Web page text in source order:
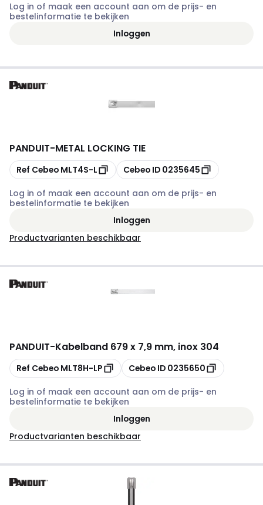
Log in of maak een account aan om de prijs- en
bestelinformatie te bekijken
Inloggen
PANDUIT-METAL LOCKING TIE
Kopiëren
Ref Cebeo MLT4S-L Kopiëren
Cebeo ID 0235645
Log in of maak een account aan om de prijs- en
bestelinformatie te bekijken
Inloggen
Productvarianten beschikbaar
PANDUIT-Kabelband 679 x 7,9 mm, inox 304
Kopiëren
Ref Cebeo MLT8H-LP Kopiëren
Cebeo ID 0235650
Log in of maak een account aan om de prijs- en
bestelinformatie te bekijken
Inloggen
Productvarianten beschikbaar